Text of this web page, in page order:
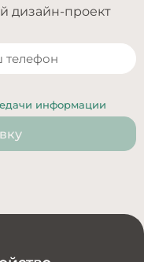
дизайн-проект
информации